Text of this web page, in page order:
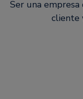
Ser una
cliente